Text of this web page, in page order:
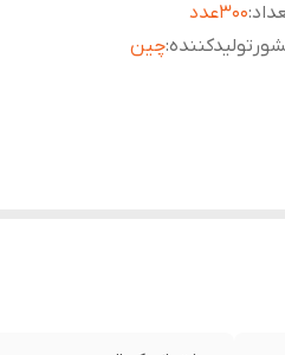
:۳۰۰عدد
:چین